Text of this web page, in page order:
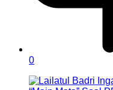
0